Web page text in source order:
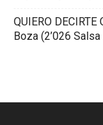
QUIERO
Boza (2’026